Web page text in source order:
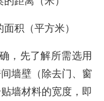
积（平方米）
，先了解所需选用
墙壁（除去门、窗
墙材料的宽度，即